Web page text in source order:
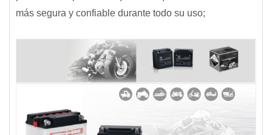
más segura y confiable durante todo su uso;